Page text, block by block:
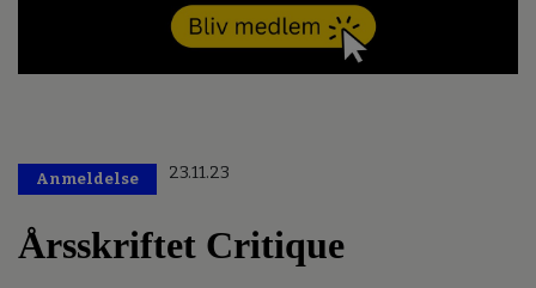
Anmeldelse 23.11.23
Årsskriftet Critique